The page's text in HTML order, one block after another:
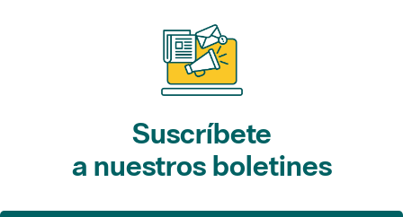
Suscríbete
a nuestros boletines